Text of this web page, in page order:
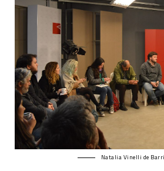
Natalia Vinelli de